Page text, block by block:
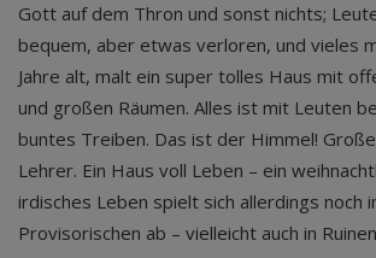
Gott auf dem Thron und sonst nichts;
bequem, aber etwas verloren, und vieles
Jahre alt, malt ein super tolles Haus mit
und großen Räumen. Alles ist mit Leuten
buntes Treiben. Das ist der Himmel!
Lehrer. Ein Haus voll Leben – ein
irdisches Leben spielt sich allerdings noch
Provisorischen ab – vielleicht auch in